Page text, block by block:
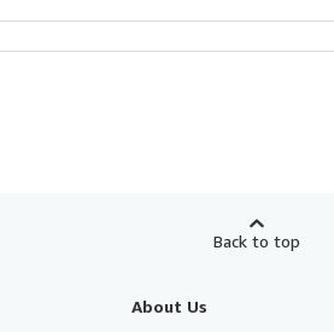
Back to top
About Us